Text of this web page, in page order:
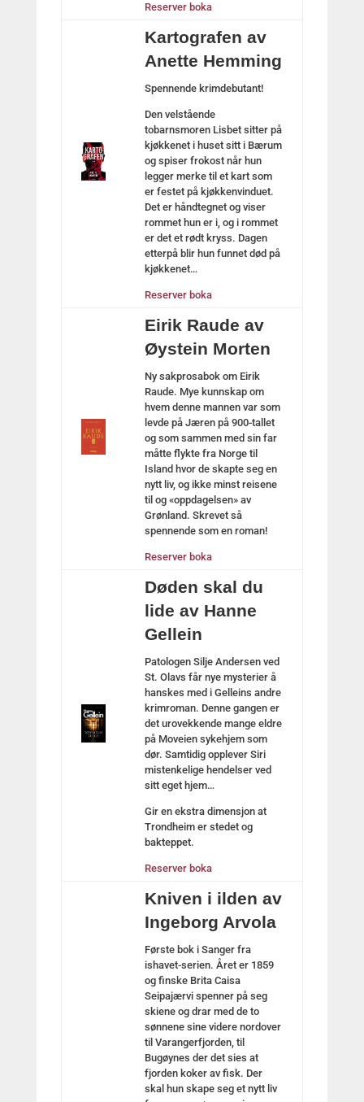
Reserver boka
Kartografen av
Anette Hemming
Spennende krimdebutant!
Den velstående
tobarnsmoren Lisbet sitter på
kjøkkenet i huset sitt i Bærum
og spiser frokost når hun
legger merke til et kart som
er festet på kjøkkenvinduet.
Det er håndtegnet og viser
rommet hun er i, og i rommet
er det et rødt kryss. Dagen
etterpå blir hun funnet død på
kjøkkenet…
Reserver boka
Eirik Raude av
Øystein Morten
Ny sakprosabok om Eirik
Raude. Mye kunnskap om
hvem denne mannen var som
levde på Jæren på 900-tallet
og som sammen med sin far
måtte flykte fra Norge til
Island hvor de skapte seg en
nytt liv, og ikke minst reisene
til og «oppdagelsen» av
Grønland. Skrevet så
spennende som en roman!
Reserver boka
Døden skal du
lide av Hanne
Gellein
Patologen Silje Andersen ved
St. Olavs får nye mysterier å
hanskes med i Gelleins andre
krimroman. Denne gangen er
det urovekkende mange eldre
på Moveien sykehjem som
dør. Samtidig opplever Siri
mistenkelige hendelser ved
sitt eget hjem…
Gir en ekstra dimensjon at
Trondheim er stedet og
bakteppet.
Reserver boka
Kniven i ilden av
Ingeborg Arvola
Første bok i Sanger fra
ishavet-serien. Året er 1859
og finske Brita Caisa
Seipajærvi spenner på seg
skiene og drar med de to
sønnene sine videre nordover
til Varangerfjorden, til
Bugøynes der det sies at
fjorden koker av fisk. Der
skal hun skape seg et nytt liv